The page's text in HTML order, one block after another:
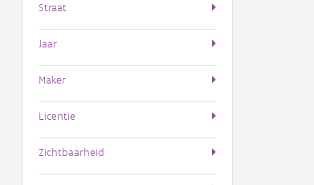
Straat
Jaar
Maker
Licentie
Zichtbaarheid